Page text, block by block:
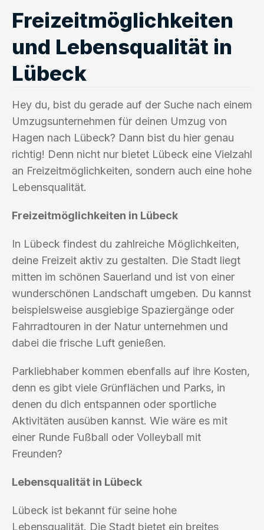
Freizeitmöglichkeiten
und Lebensqualität in
Lübeck
Hey du, bist du gerade auf der Suche nach einem
Umzugsunternehmen für deinen Umzug von
Hagen nach Lübeck? Dann bist du hier genau
richtig! Denn nicht nur bietet Lübeck eine Vielzahl
an Freizeitmöglichkeiten, sondern auch eine hohe
Lebensqualität.
Freizeitmöglichkeiten in Lübeck
In Lübeck findest du zahlreiche Möglichkeiten,
deine Freizeit aktiv zu gestalten. Die Stadt liegt
mitten im schönen Sauerland und ist von einer
wunderschönen Landschaft umgeben. Du kannst
beispielsweise ausgiebige Spaziergänge oder
Fahrradtouren in der Natur unternehmen und
dabei die frische Luft genießen.
Parkliebhaber kommen ebenfalls auf ihre Kosten,
denn es gibt viele Grünflächen und Parks, in
denen du dich entspannen oder sportliche
Aktivitäten ausüben kannst. Wie wäre es mit
einer Runde Fußball oder Volleyball mit
Freunden?
Lebensqualität in Lübeck
Lübeck ist bekannt für seine hohe
Lebensqualität. Die Stadt bietet ein breites